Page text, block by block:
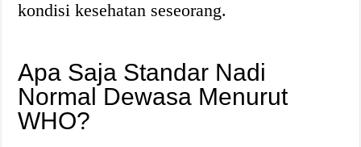
kondisi kesehatan seseorang.
Apa Saja Standar Nadi
Normal Dewasa Menurut
WHO?